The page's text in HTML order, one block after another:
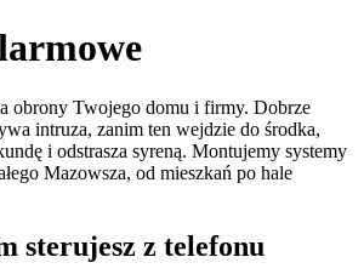
obrony Twojego domu i firmy. Dobrze
intruza, zanim ten wejdzie do środka,
i odstrasza syreną. Montujemy systemy
Mazowsza, od mieszkań po hale
sterujesz z telefonu